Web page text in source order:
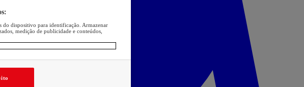
do dispositivo para identificação. Armazenar
medição de publicidade e conteúdos,